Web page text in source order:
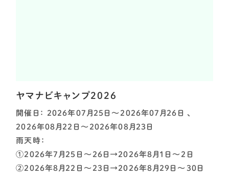
ヤマナビキャンプ2026
開催日： 2026年07月25日～2026年07月26日 、
2026年08月22日～2026年08月23日
雨天時：
①2026年7月25日～26日→2026年8月1日～2日
②2026年8月22日～23日→2026年8月29日～30日